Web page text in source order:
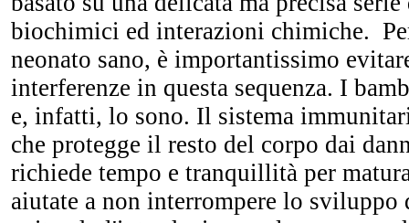
biochimici ed interazioni chimiche.
neonato sano, è importantissimo
interferenze in questa sequenza. I
e, infatti, lo sono. Il sistema
che protegge il resto del corpo dai
richiede tempo e tranquillità per
aiutate a non interrompere lo sviluppo